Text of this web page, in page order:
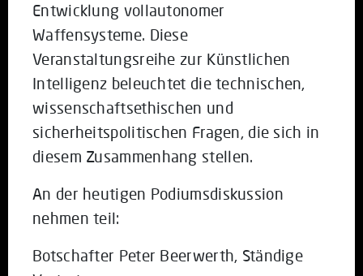
Entwicklung vollautonomer
Waffensysteme. Diese
Veranstaltungsreihe zur Künstlichen
Intelligenz beleuchtet die technischen,
wissenschaftsethischen und
sicherheitspolitischen Fragen, die sich in
diesem Zusammenhang stellen.
An der heutigen Podiumsdiskussion
nehmen teil:
Botschafter Peter Beerwerth, Ständige